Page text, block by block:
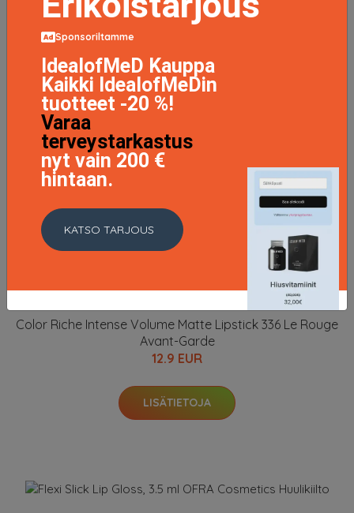
Color Riche Intense Volume Matte Lipstick 336 Le Rouge
Avant-Garde
12.9 EUR
LISÄTIETOJA
Sponsoriltamme
IdealofMeD Kauppa
Kaikki IdealofMeDin
tuotteet -20 %!
Varaa
terveystarkastus
nyt vain 200 €
hintaan.
KATSO TARJOUS